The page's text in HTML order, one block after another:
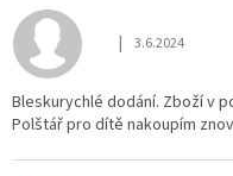
Hodnocení
| 3.6.2024
Bleskurychlé dodání. Zboží v
Polštář pro dítě nakoupím